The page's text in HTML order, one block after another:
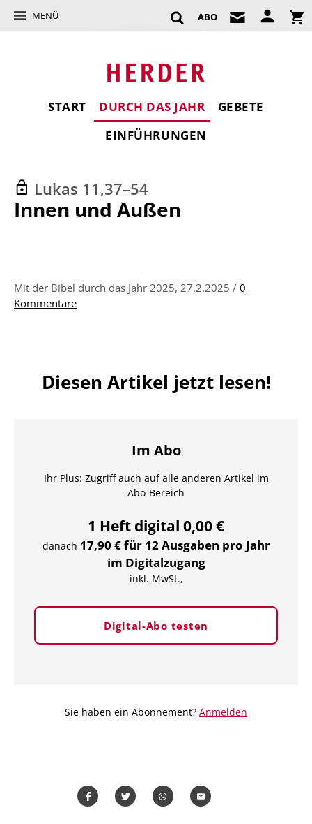
MENÜ ABO
START DURCH DAS JAHR
GEBETE
EINFÜHRUNGEN
Lukas 11,37–54
:
Innen und Außen
Mit der Bibel durch das Jahr 2025, 27.2.2025 / 0
Kommentare
Diesen Artikel jetzt lesen!
Im Abo
Ihr Plus: Zugriff auch auf alle anderen Artikel im
Abo-Bereich
1 Heft digital 0,00 €
danach 17,90 € für 12 Ausgaben pro Jahr
im Digitalzugang
inkl. MwSt.,
Digital-Abo testen
Sie haben ein Abonnement? Anmelden